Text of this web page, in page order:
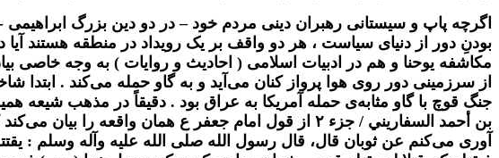
اگرچه پاپ و سیستانی رهبران دینی مردم خود – در دو دین بزرگ
بودنِ دور از دنیای سیاست ، هر دو واقف بر یک رویداد در منطقه هستند آیا
مکاشفه یوحنا و هم در ادبیات اسلامی ( احادیث و روایات ) به وجه
از سرزمینی دور روی هوا پرواز کنان می‌آید و به گاو حمله می‌کند .
جنگ قوچ با گاو مثابه‌ی حمله آمریکا به عراق بود . دقیقاً در مذهب شیعه
بن أحمد السفاريني / جزء ٢ از قول امام جعفر ع
آوری می‌کنم عن ثوبان قال، قال رسول الله صلی الله علیه وآله وسلم :